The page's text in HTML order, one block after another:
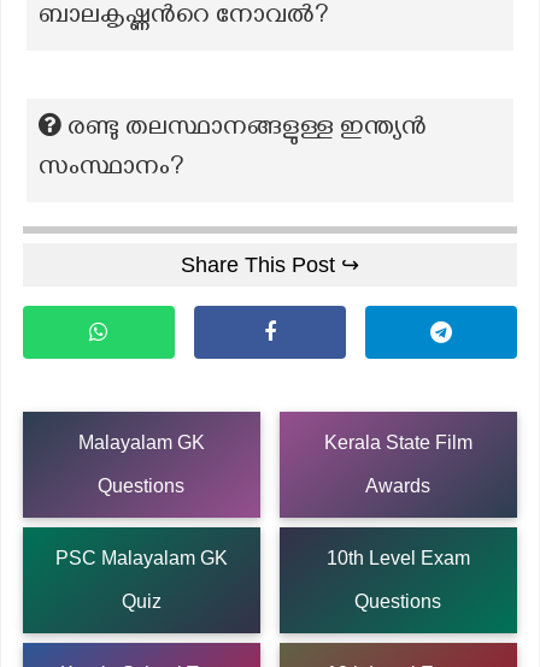
ബാലകൃഷ്ണന്‍റെ നോവല്‍?
രണ്ടു തലസ്ഥാനങ്ങളുള്ള ഇന്ത്യൻ
സംസ്ഥാനം?
Share This Post ↪
Malayalam GK
Questions
Kerala State Film
Awards
PSC Malayalam GK
Quiz
10th Level Exam
Questions